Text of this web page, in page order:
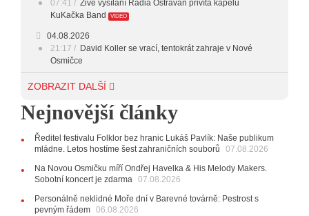
07:41
Živé vysílání Rádia Ostravan přivítá kapelu
KuKačka Band
VIDEO
04.08.2026
21:17
David Koller se vrací, tentokrát zahraje v Nové
Osmičce
03.08.2026
Svatováclavského hudebního festivalu zbývá měsíc
11:00
Do Ostravy se vrací britští Modestep, vystoupí v
listopadu v klubu Barrák
VIDEO
10:33
Úsměvné historky ze života ostravské kapely
Verše: Od zapomenutých baterek až po kuriózní krádež
28.07.2026
ZOBRAZIT DALŠÍ
Nejnovější články
Ředitel festivalu Folklor bez hranic Lukáš Pavlík: Naše publikum
mládne. Letos hostíme šest zahraničních souborů
07.08.2026
Na Novou Osmičku míří Ondřej Havelka & His Melody Makers.
Sobotní koncert je zdarma 07.08.2026
Personálně neklidné Moře dní v Barevné továrně: Pestrost s
pevným řádem 06.08.2026